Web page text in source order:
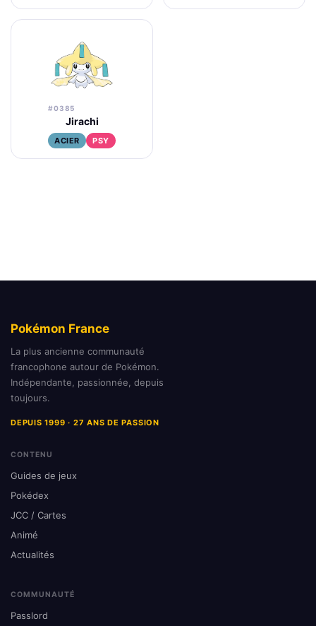
#0385
Jirachi
ACIER PSY
Pokémon France
La plus ancienne communauté
francophone autour de Pokémon.
Indépendante, passionnée, depuis
toujours.
DEPUIS 1999 · 27 ANS DE PASSION
CONTENU
Guides de jeux
Pokédex
JCC / Cartes
Animé
Actualités
COMMUNAUTÉ
Passlord